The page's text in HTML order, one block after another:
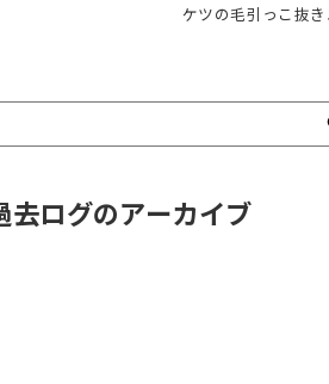
ケツの毛引っこ抜
去ログのアーカイブ